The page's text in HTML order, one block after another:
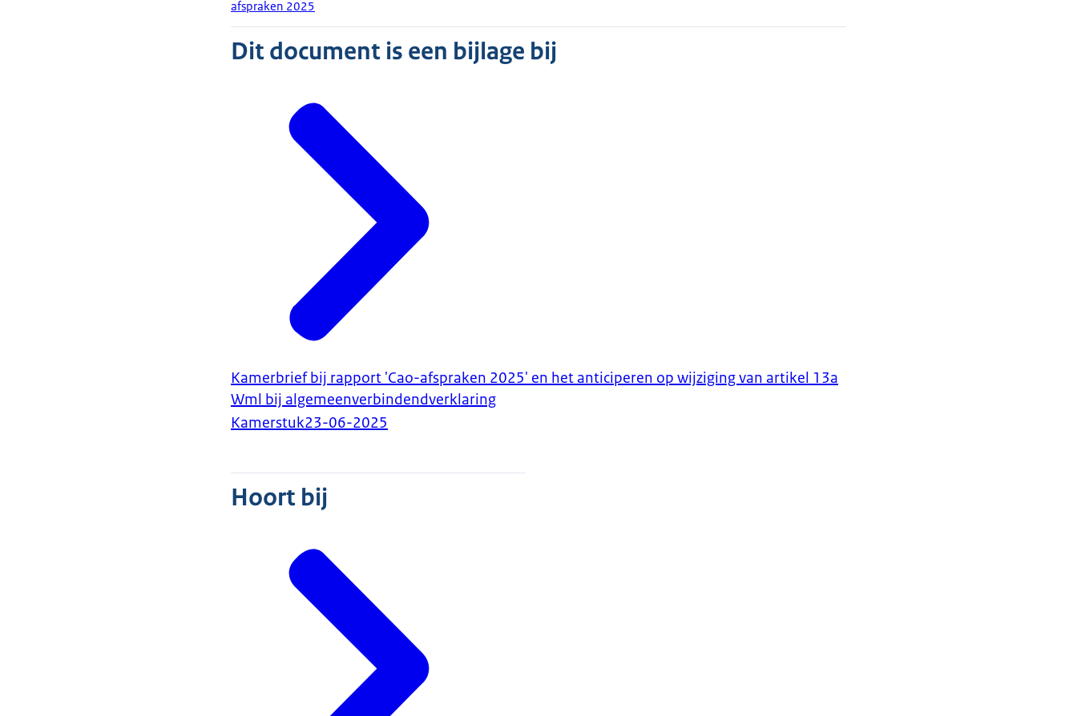
afspraken 2025
Dit document is een bijlage bij
Kamerbrief bij rapport 'Cao-afspraken 2025' en het anticiperen op wijziging van artikel 13a
Wml bij algemeenverbindendverklaring
Kamerstuk23-06-2025
Hoort bij